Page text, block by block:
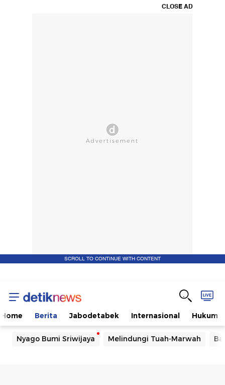
CLOSE AD
SCROLL TO CONTINUE WITH CONTENT
Home Berita Jabodetabek Internasional Hukum
Nyago Bumi Sriwijaya Melindungi Tuah-Marwah